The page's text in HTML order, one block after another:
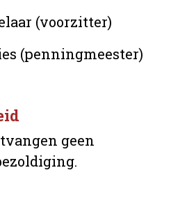
(voorzitter)
(penningmeester)
geen